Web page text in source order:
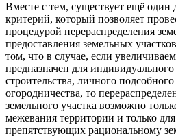
Вместе с тем, существует ещё один
критерий, который позволяет
процедурой перераспределения
предоставления земельных
том, что в случае, если
предназначен для
строительства, личного подсобного
огородничества, то
земельного участка возможно
межевания территории и только
препятствующих рациональному